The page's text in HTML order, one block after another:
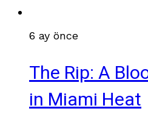
6 ay önce
The Rip: A
in Miami Heat